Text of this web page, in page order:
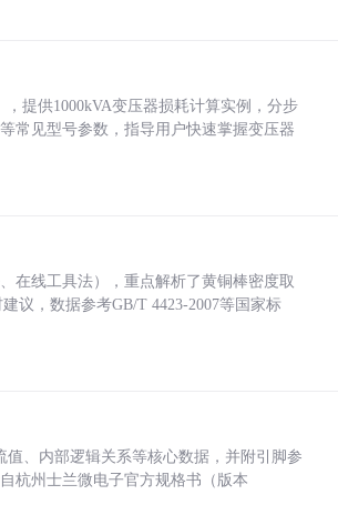
提供1000kVA变压器损耗计算实例，分步
常见型号参数，指导用户快速掌握变压器
在线工具法），重点解析了黄铜棒密度取
议，数据参考GB/T 4423-2007等国家标
、内部逻辑关系等核心数据，并附引脚参
杭州士兰微电子官方规格书（版本